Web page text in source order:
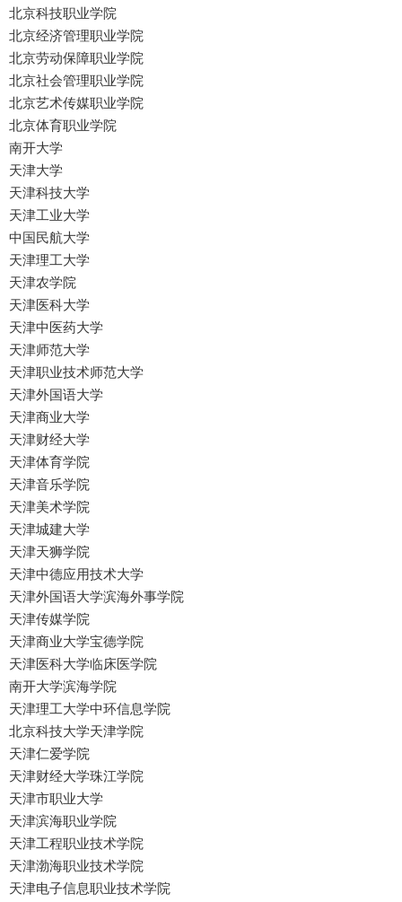
北京科技职业学院
北京经济管理职业学院
北京劳动保障职业学院
北京社会管理职业学院
北京艺术传媒职业学院
北京体育职业学院
南开大学
天津大学
天津科技大学
天津工业大学
中国民航大学
天津理工大学
天津农学院
天津医科大学
天津中医药大学
天津师范大学
天津职业技术师范大学
天津外国语大学
天津商业大学
天津财经大学
天津体育学院
天津音乐学院
天津美术学院
天津城建大学
天津天狮学院
天津中德应用技术大学
天津外国语大学滨海外事学院
天津传媒学院
天津商业大学宝德学院
天津医科大学临床医学院
南开大学滨海学院
天津理工大学中环信息学院
北京科技大学天津学院
天津仁爱学院
天津财经大学珠江学院
天津市职业大学
天津滨海职业学院
天津工程职业技术学院
天津渤海职业技术学院
天津电子信息职业技术学院